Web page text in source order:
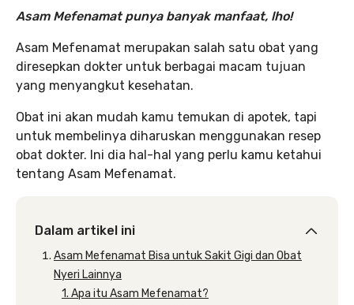
Asam Mefenamat punya banyak manfaat, lho!
Asam Mefenamat merupakan salah satu obat yang
diresepkan dokter untuk berbagai macam tujuan
yang menyangkut kesehatan.
Obat ini akan mudah kamu temukan di apotek, tapi
untuk membelinya diharuskan menggunakan resep
obat dokter. Ini dia hal-hal yang perlu kamu ketahui
tentang Asam Mefenamat.
Dalam artikel ini
Asam Mefenamat Bisa untuk Sakit Gigi dan Obat
Nyeri Lainnya
1. Apa itu Asam Mefenamat?